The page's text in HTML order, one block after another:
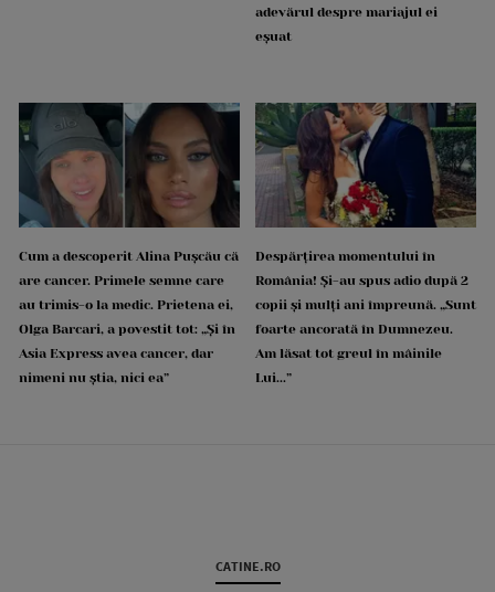
adevărul despre mariajul ei
eșuat
Cum a descoperit Alina Pușcău că
are cancer. Primele semne care
au trimis-o la medic. Prietena ei,
Olga Barcari, a povestit tot: „Și în
Asia Express avea cancer, dar
nimeni nu știa, nici ea”
Despărțirea momentului în
România! Și-au spus adio după 2
copii și mulți ani împreună. „Sunt
foarte ancorată în Dumnezeu.
Am lăsat tot greul în mâinile
Lui...”
CATINE.RO